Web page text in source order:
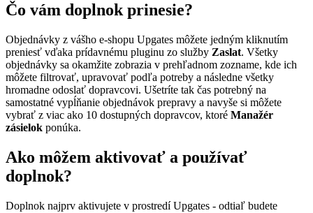
Čo vám doplnok prinesie?
Objednávky z vášho e-shopu Upgates môžete jedným kliknutím
preniesť vďaka prídavnému pluginu zo služby Zaslat. Všetky
objednávky sa okamžite zobrazia v prehľadnom zozname, kde ich
môžete filtrovať, upravovať podľa potreby a následne všetky
hromadne odoslať dopravcovi. Ušetríte tak čas potrebný na
samostatné vypĺňanie objednávok prepravy a navyše si môžete
vybrať z viac ako 10 dostupných dopravcov, ktoré Manažér
zásielok ponúka.
Ako môžem aktivovať a používať
doplnok?
Doplnok najprv aktivujete v prostredí Upgates - odtiaľ budete